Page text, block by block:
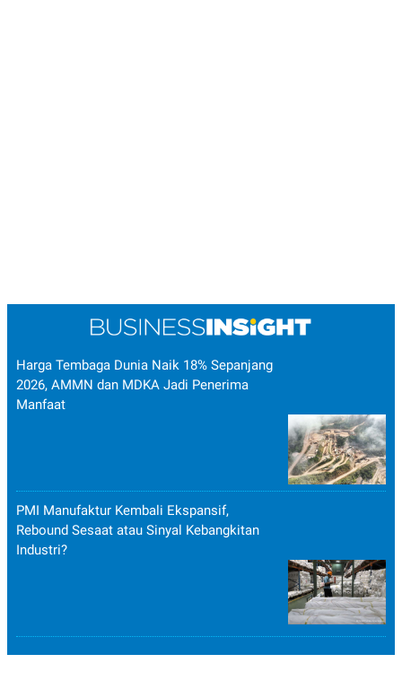
Harga Tembaga Dunia Naik 18% Sepanjang
2026, AMMN dan MDKA Jadi Penerima
Manfaat
PMI Manufaktur Kembali Ekspansif,
Rebound Sesaat atau Sinyal Kebangkitan
Industri?